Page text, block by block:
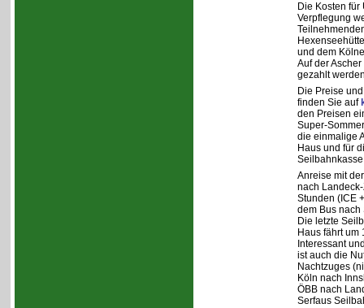
Die Kosten für
Verpflegung
und dem
Auf der
gezahlt
Die Preise
finden Sie auf
den Preisen
Super-
die einmalige
Haus und für
Anreise mit
nach
Stunden (ICE
dem Bus nach
Die letzte
Haus fährt um
Interessant
ist auch die
Nachtzuges
Köln nach
ÖBB nach
Serfaus